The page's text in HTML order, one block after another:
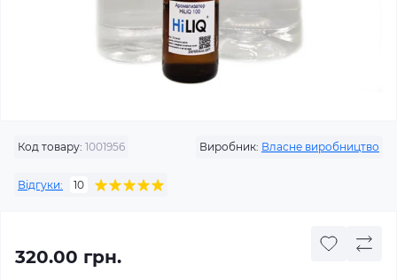
Код товару: 1001956 Виробник: Власне виробництво
Відгуки: 10
320.00 грн.